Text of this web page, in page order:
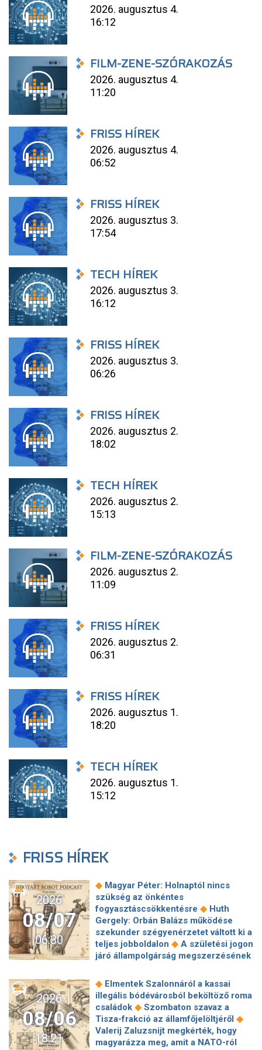
2026. augusztus 4.
16:12
FILM-ZENE-SZÓRAKOZÁS
2026. augusztus 4.
11:20
FRISS HÍREK
2026. augusztus 4.
06:52
FRISS HÍREK
2026. augusztus 3.
17:54
TECH HÍREK
2026. augusztus 3.
16:12
FRISS HÍREK
2026. augusztus 3.
06:26
FRISS HÍREK
2026. augusztus 2.
18:02
TECH HÍREK
2026. augusztus 2.
15:13
FILM-ZENE-SZÓRAKOZÁS
2026. augusztus 2.
11:09
FRISS HÍREK
2026. augusztus 2.
06:31
FRISS HÍREK
2026. augusztus 1.
18:20
TECH HÍREK
2026. augusztus 1.
15:12
FRISS HÍREK
2026
08/07
06:30
◆ Magyar Péter: Holnaptól nincs
szükség az önkéntes
fogyasztáscsökkentésre ◆ Huth
Gergely: Orbán Balázs működése
szekunder szégyenérzetet váltott ki a
teljes jobboldalon ◆ A születési jogon
járó állampolgárság megszerzésének
Donald Trump
◆ „Kevésen múlt a
katasztrófa” – szintet léphetett az
orosz hibrid hadviselés ◆
Ákos: Vagyonkezelés közérdekből: mi
jön a kekvák után? ◆ Térképen, ahogy
hajnalban elérte Magyarország
2026
08/06
18:21
◆ Elmentek Szalonnáról a kassai
illegális bódévárosból beköltöző roma
családok ◆ Szombaton szavaz a
Tisza-frakció az államfőjelöltjéről ◆
Valerij Zaluzsnijt megkérték, hogy
magyarázza meg, amit a NATO-ról